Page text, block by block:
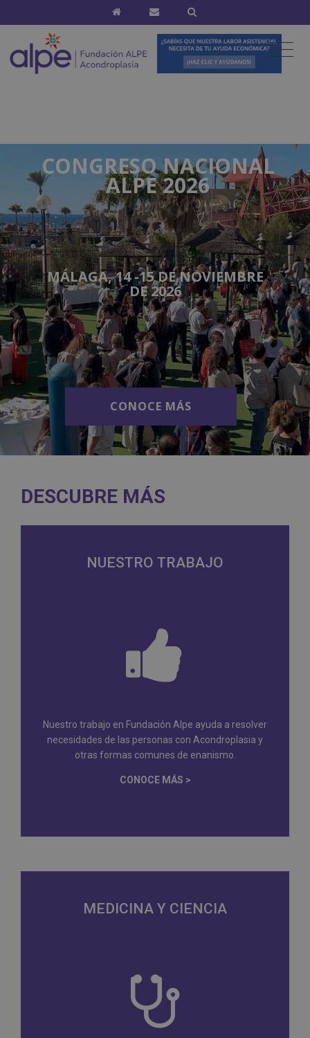
MÁLAGA, 14 -15 DE NOVIEMBRE
DE 2026
CONGRESO NACIONAL
ALPE 2026
CONOCE MÁS
CONOCE MÁS
DESCUBRE MÁS
NUESTRO TRABAJO
Nuestro trabajo en Fundación Alpe ayuda a resolver
necesidades de las personas con Acondroplasia y
otras formas comunes de enanismo.
CONOCE MÁS >
MEDICINA Y CIENCIA